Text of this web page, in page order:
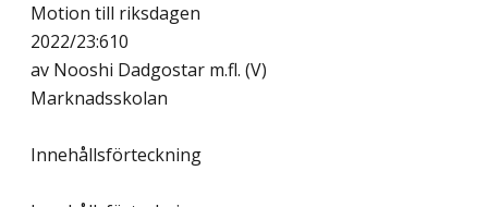
Motion till riksdagen
2022/23:610
av Nooshi Dadgostar m.fl. (V)
Marknadsskolan
Innehållsförteckning